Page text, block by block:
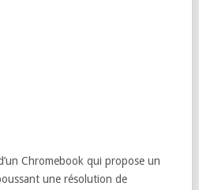
Chromebook qui propose un
une résolution de